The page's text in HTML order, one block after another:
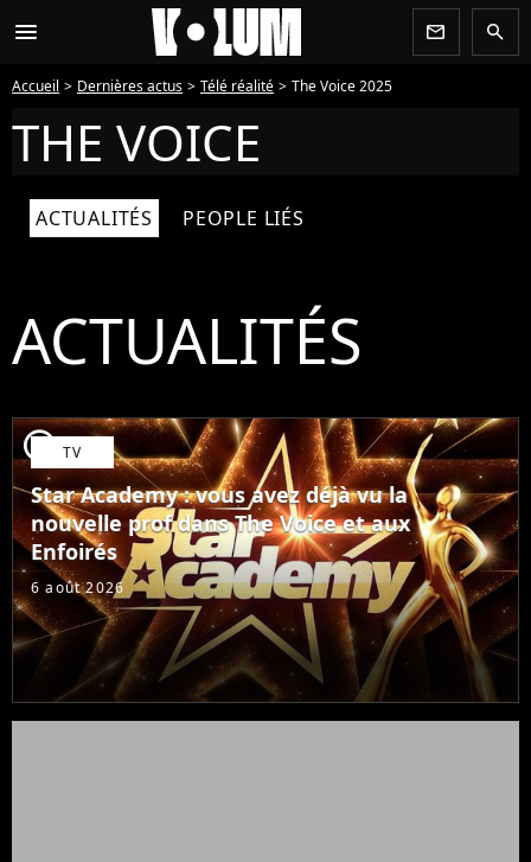
menu newsletter search
Accueil Dernières actus Télé réalité The Voice 2025
THE VOICE
ACTUALITÉS PEOPLE LIÉS
ACTUALITÉS
player2 TV
Star Academy : vous avez déjà vu la
nouvelle prof dans The Voice et aux
Enfoirés
6 août 2026